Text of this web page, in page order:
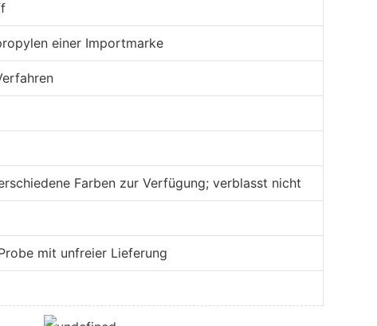
einer Importmarke
Farben zur Verfügung; verblasst nicht
mit unfreier Lieferung